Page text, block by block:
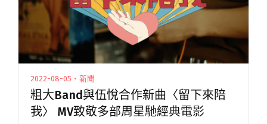
2022-08-05・新聞
粗大Band與伍悅合作新曲〈留下來陪
我〉 MV致敬多部周星馳經典電影